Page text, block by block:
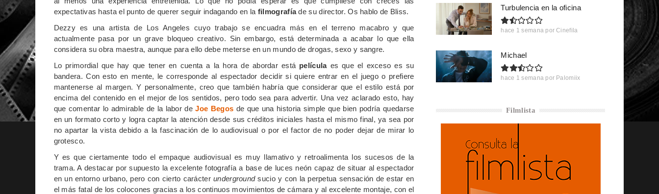
expectativas hasta el punto de querer seguir indagando en la filmografíade su director. Os hablo de Bliss.
Dezzy es una artista de Los Angeles cuyo trabajo se encuadra más en el terreno macabro y que
actualmente pasa por un grave bloqueo creativo. Sin embargo, está determinada a acabar lo que ella
considera su obra maestra, aunque para ello debe meterse en un mundo de drogas, sexo y sangre.
Lo primordial que hay que tener en cuenta a la hora de abordar está películaes que el exceso es su
bandera. Con esto en mente, le corresponde al espectador decidir si quiere entrar en el juego o prefiere
mantenerse al margen. Y personalmente, creo que también habría que considerar que el estilo está por
encima del contenido en el mejor de los sentidos, pero todo sea para advertir. Una vez aclarado esto, hay
que comentar lo admirable de la labor deJoe Begos de que una historia simple que bien podría quedarse
en un formato corto y logra captar la atención desde sus créditos iniciales hasta el mismo final, ya sea por
no apartar la vista debido a la fascinación de lo audiovisual o por el factor de no poder dejar de mirar lo
grotesco.
Y es que ciertamente todo el empaque audiovisual es muy llamativo y retroalimenta los sucesos de la
trama. A destacar por supuesto la excelente fotografía a base de luces neón capaz de situar al espectador
en un entorno urbano, pero con cierto carácterundergroundsucio y con la perpetua sensación de estar en
el más fatal de los colocones gracias a los continuos movimientos de cámara y al excelente montaje, con el
Turbulencia en la oficina
hace 1 semana por Cinefila
Michael
hace 1 semana por Palomiix
Filmlista